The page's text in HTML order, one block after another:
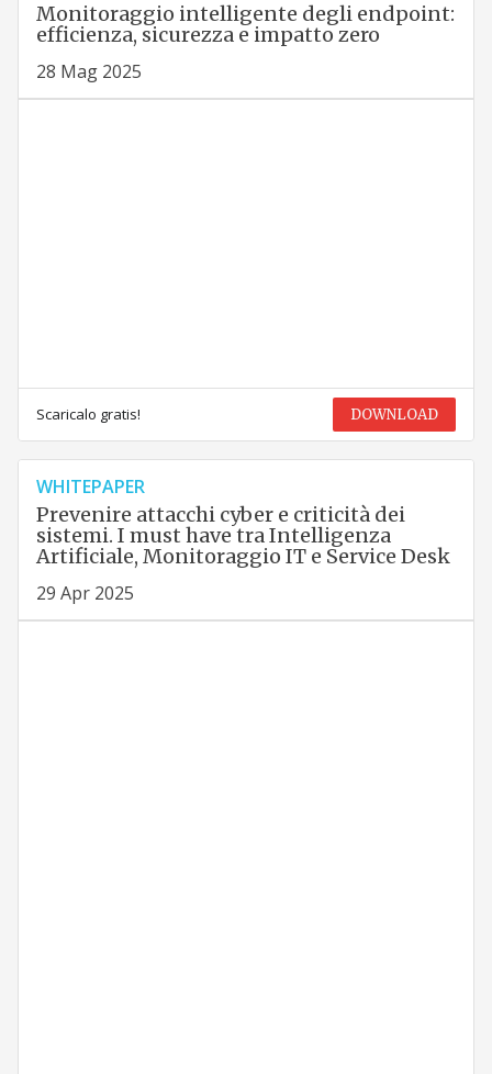
Monitoraggio intelligente degli endpoint:
efficienza, sicurezza e impatto zero
28 Mag 2025
Scaricalo gratis! DOWNLOAD
WHITEPAPER
Prevenire attacchi cyber e criticità dei
sistemi. I must have tra Intelligenza
Artificiale, Monitoraggio IT e Service Desk
29 Apr 2025